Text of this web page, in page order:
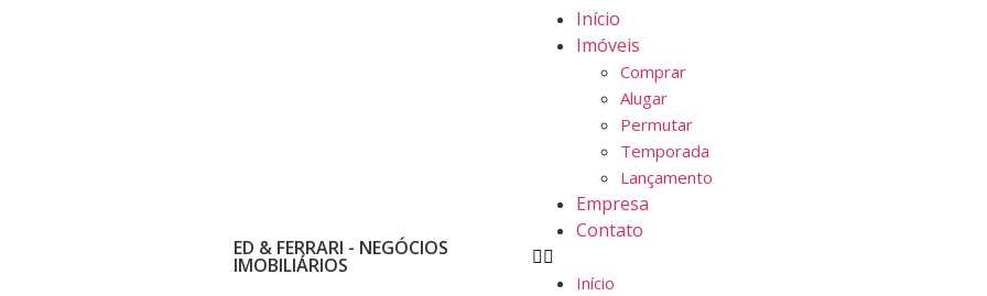
ED & FERRARI - NEGÓCIOS
IMOBILIÁRIOS
Início
Imóveis
Comprar
Alugar
Permutar
Temporada
Lançamento
Empresa
Contato
Início